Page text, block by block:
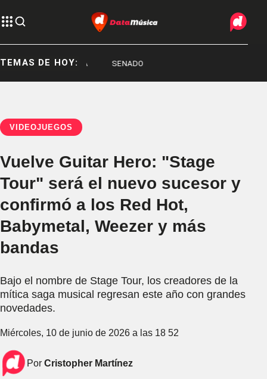
TEMAS DE HOY:
VIDEOJUEGOS
Vuelve Guitar Hero: "Stage
Tour" será el nuevo sucesor y
confirmó a los Red Hot,
Babymetal, Weezer y más
bandas
Bajo el nombre de Stage Tour, los creadores de la
mítica saga musical regresan este año con grandes
novedades.
Miércoles, 10 de junio de 2026 a las 18 52
Por Cristopher Martínez